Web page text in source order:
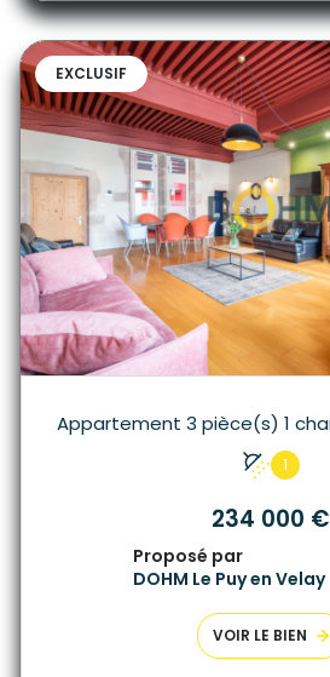
EXCLUSIF
1
234 000 €
Proposé par
DOHM Le Puy en Velay
VOIR LE BIEN